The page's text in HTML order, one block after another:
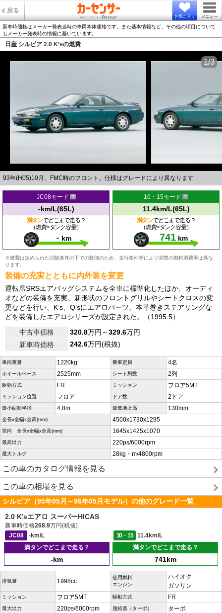
戻る
お気に入り メニュー
新車時価格はメーカー発表当時の車両本体価格です。また基本情報など、その他の項目について
もメーカー発表時の情報に基いています。
日産 シルビア 2.0 K’sの燃費
93年(H05)10月、FMC時のフロント。仕様はグレードにより異なります
1/3
JC08モード
-km/L(65L)
満タンでどこまで走る？
（燃費×タンク容量）
- km
10・15モード
11.4km/L(65L)
満タンでどこまで走る？
（燃費×タンク容量）
741 km
※燃費は定められた試験条件の下での数値のため、走行条件等により実際の燃料消費率は異な
ります。
装備の充実とともに内外装を変更
運転席SRSエアバッグシステムを全車に標準化したほか、オーディ
オなどの装備を充実。新形状のフロントグリルやシートクロスの変
更などを行い、K’s、Q’sにエアロパーツ、本革巻きステアリングな
どを装備したエアロシリーズが設定された。（1995.5）
中古車価格
320.8万円～329.6万円
新車時価格
242.6万円(税抜)
車両重量 1220kg 乗車定員 4名
ホイールベース 2525mm シート列数 2列
駆動方式 FR ミッション フロア5MT
ミッション位置 フロア ドア数 2ドア
最小回転半径 4.8m 最低地上高 130mm
全長x全幅x全高(mm) 4500x1730x1295
室内 全長x全幅x全高(mm) 1645x1425x1070
最高出力 220ps/6000rpm
最大トルク 28kg・m/4800rpm
この車のカタログ情報を見る
この車の相場を見る
シルビア（95年05月～96年05月モデル）の他のグレード一覧
2.0 K’sエアロ スーパーHICAS
新車時価格268.9万円(税抜)
JC08
-km/L 10・15
11.4km/L
満タンでどこまで走る？
-km
満タンでどこまで走る？
741km
排気量 1998cc
使用燃料
エンジン
ハイオク
ガソリン
ミッション フロア5MT 駆動方式 FR
最大出力 220ps/6000rpm 過給器（ターボ） ターボ